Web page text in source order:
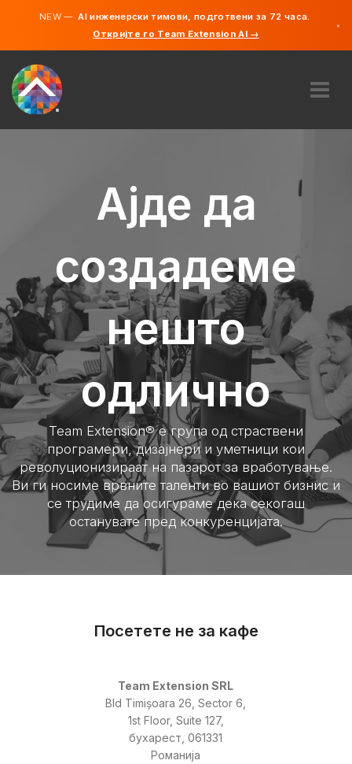
NEW —AI инженерски тимови, подготвени за 72 часа.
Откријте го Team Extension AI →
×
СЕВЕРНА МАКЕДОНИЈА
MK
ЗАПОЧНЕТЕ
Ајде да
создадеме
нешто
одлично
Team Extension® е група од страствени
програмери, дизајнери и уметници кои
револуционизираат на пазарот за вработување.
Ви ги носиме врвните таленти во вашиот бизнис и
се трудиме да осигураме дека секогаш
останувате пред конкуренцијата.
Посетете не за кафе
Team Extension SRL
Bld Timișoara 26, Sector 6,
1st Floor, Suite 127,
бухарест, 061331
Романија